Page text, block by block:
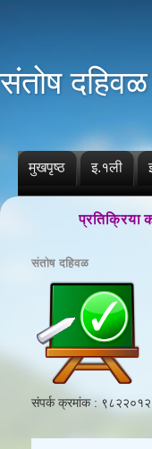
संतोष दहिवळ
मुखपृष्ठ इ.१ली
प्रतिक्रिया
संतोष दहिवळ
संपर्क क्रमांक :